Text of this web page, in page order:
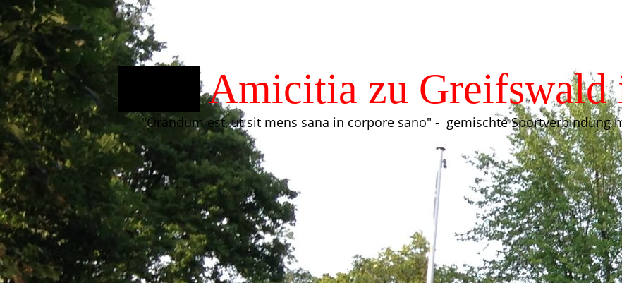
ATV Amicitia zu Greifswald
"Orandum est, ut sit mens sana in corpore sano" - gemischte Sportverbindung